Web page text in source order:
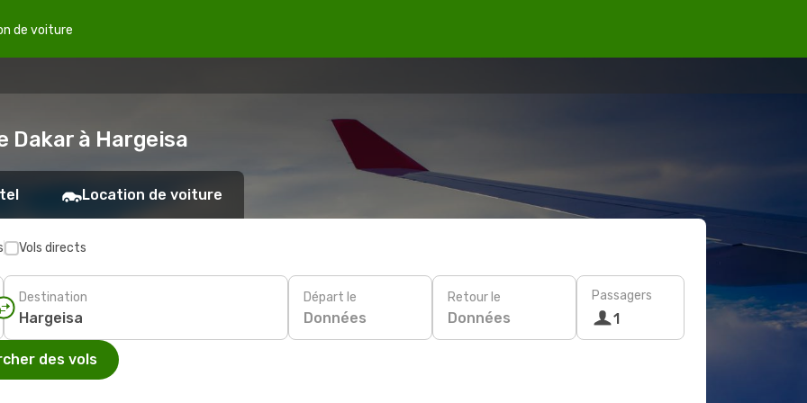
de voiture
Dakar à Hargeisa
Location de voiture
Vols directs
Destination Départ le
Données
Retour le
Données
Passagers
1
des vols